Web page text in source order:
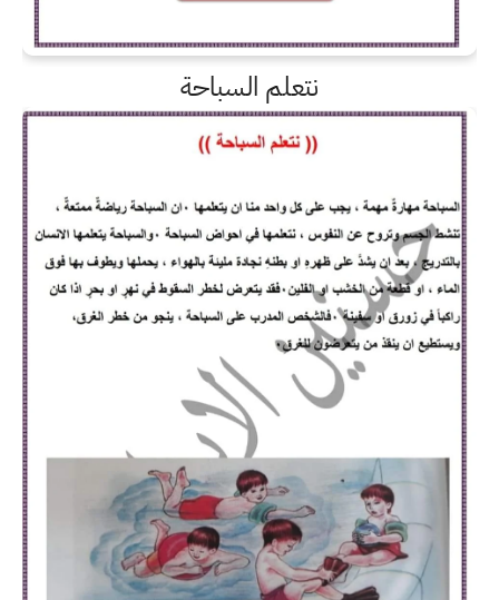
نتعلم السباحة